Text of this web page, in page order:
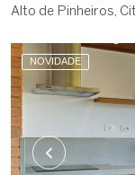
Alto de Pinheiros,
NOVIDADE